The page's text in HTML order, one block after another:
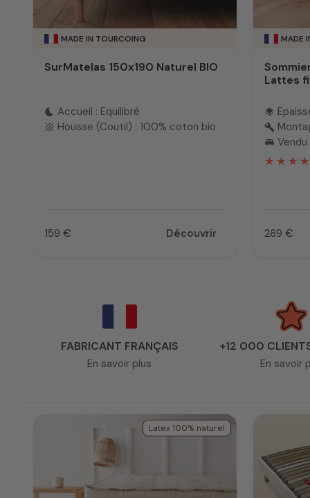
MADE IN TOURCOING
SurMatelas 150x190 Naturel BIO
bedtime Accueil : Equilibré
texture Housse (Coutil) : 100% coton bio
Prix
159 € Découvrir
MADE
Lattes
layers
build
king_bed
Prix
269 €
FABRICANT FRANÇAIS
En savoir plus
+12 000
En savoir
Latex 100% naturel